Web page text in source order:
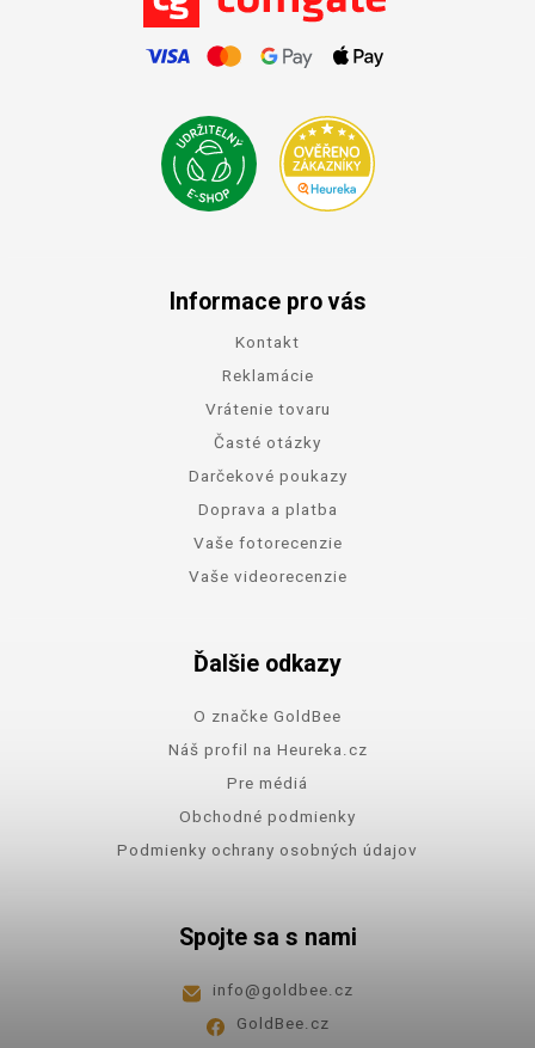
Informace pro vás
Kontakt
Reklamácie
Vrátenie tovaru
Časté otázky
Darčekové poukazy
Doprava a platba
Vaše fotorecenzie
Vaše videorecenzie
Ďalšie odkazy
O značke GoldBee
Náš profil na Heureka.cz
Pre médiá
Obchodné podmienky
Podmienky ochrany osobných údajov
Spojte sa s nami
info@goldbee.cz
GoldBee.cz